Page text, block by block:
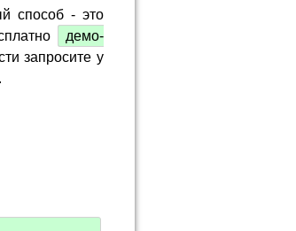
способ - это
демо-
запросите у